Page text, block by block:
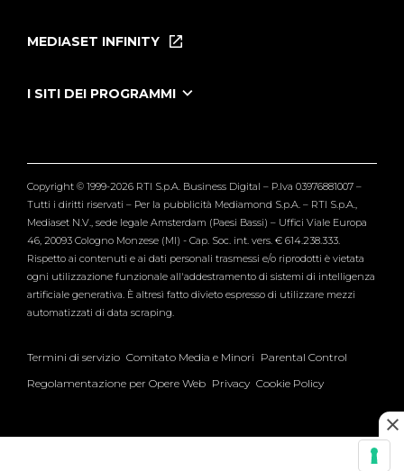
Le Iene Presentano Inside
Tutti i servizi
MEDIASET INFINITY
I SITI DEI PROGRAMMI
Verissimo
Copyright © 1999-2026 RTI S.p.A. Business Digital – P.Iva 03976881007 –
Tutti i diritti riservati – Per la pubblicità Mediamond S.p.A. – RTI S.p.A.,
Mediaset N.V., sede legale Amsterdam (Paesi Bassi) – Uffici Viale Europa
46, 20093 Cologno Monzese (MI) - Cap. Soc. int. vers. € 614.238.333.
Rispetto ai contenuti e ai dati personali trasmessi e/o riprodotti è vietata
ogni utilizzazione funzionale all'addestramento di sistemi di intelligenza
artificiale generativa. È altresì fatto divieto espresso di utilizzare mezzi
automatizzati di data scraping.
Termini di servizio Comitato Media e Minori Parental Control
Regolamentazione per Opere Web Privacy Cookie Policy